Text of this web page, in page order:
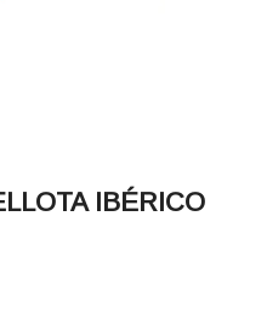
IBÉRICO